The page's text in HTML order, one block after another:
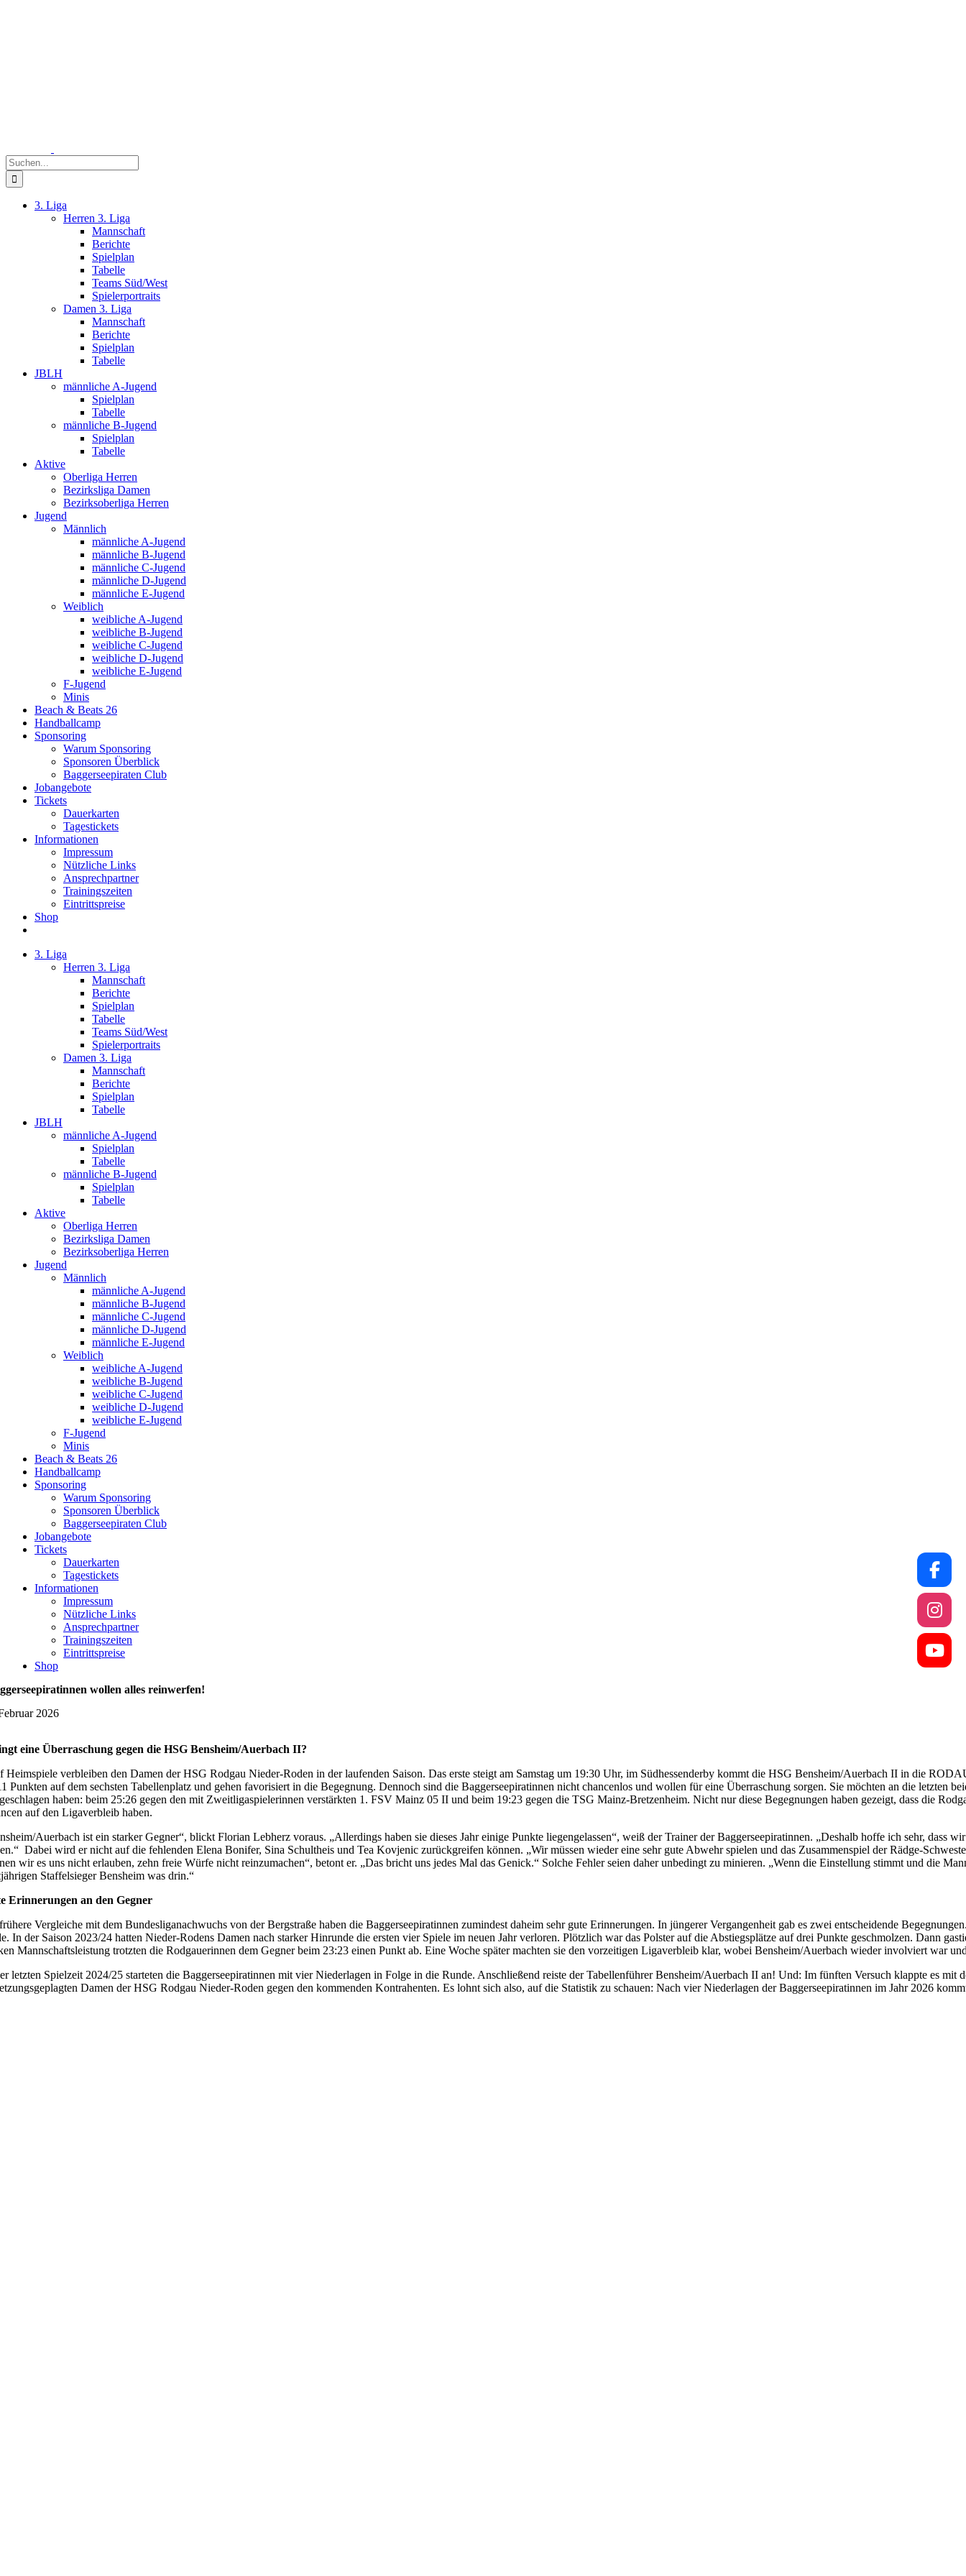
Suche
nach:
3. Liga
Herren 3. Liga
Mannschaft
Berichte
Spielplan
Tabelle
Teams Süd/West
Spielerportraits
Damen 3. Liga
Mannschaft
Berichte
Spielplan
Tabelle
JBLH
männliche A-Jugend
Spielplan
Tabelle
männliche B-Jugend
Spielplan
Tabelle
Aktive
Oberliga Herren
Bezirksliga Damen
Bezirksoberliga Herren
Jugend
Männlich
männliche A-Jugend
männliche B-Jugend
männliche C-Jugend
männliche D-Jugend
männliche E-Jugend
Weiblich
weibliche A-Jugend
weibliche B-Jugend
weibliche C-Jugend
weibliche D-Jugend
weibliche E-Jugend
F-Jugend
Minis
Beach & Beats 26
Handballcamp
Sponsoring
Warum Sponsoring
Sponsoren Überblick
Baggerseepiraten Club
Jobangebote
Tickets
Dauerkarten
Tagestickets
Informationen
Impressum
Nützliche Links
Ansprechpartner
Trainingszeiten
Eintrittspreise
Shop
3. Liga
Herren 3. Liga
Mannschaft
Berichte
Spielplan
Tabelle
Teams Süd/West
Spielerportraits
Damen 3. Liga
Mannschaft
Berichte
Spielplan
Tabelle
JBLH
männliche A-Jugend
Spielplan
Tabelle
männliche B-Jugend
Spielplan
Tabelle
Aktive
Oberliga Herren
Bezirksliga Damen
Bezirksoberliga Herren
Jugend
Männlich
männliche A-Jugend
männliche B-Jugend
männliche C-Jugend
männliche D-Jugend
männliche E-Jugend
Weiblich
weibliche A-Jugend
weibliche B-Jugend
weibliche C-Jugend
weibliche D-Jugend
weibliche E-Jugend
F-Jugend
Minis
Beach & Beats 26
Handballcamp
Sponsoring
Warum Sponsoring
Sponsoren Überblick
Baggerseepiraten Club
Jobangebote
Tickets
Dauerkarten
Tagestickets
Informationen
Impressum
Nützliche Links
Ansprechpartner
Trainingszeiten
Eintrittspreise
Shop
wollen alles reinwerfen!
2026
eine Überraschung gegen die HSG Bensheim/Auerbach II?
Heimspiele verbleiben den Damen der HSG Rodgau Nieder-Roden in der laufenden Saison. Das erste steigt am Samstag um 19:30 Uhr, im Südhessenderby kommt die HSG Bensheim/Auerbach II in die
Punkten auf dem sechsten Tabellenplatz und gehen favorisiert in die Begegnung. Dennoch sind die Baggerseepiratinnen nicht chancenlos und wollen für eine Überraschung sorgen. Sie möchten an die letzten
haben: beim 25:26 gegen den mit Zweitligaspielerinnen verstärkten 1. FSV Mainz 05 II und beim 19:23 gegen die TSG Mainz-Bretzenheim. Nicht nur diese Begegnungen haben gezeigt, dass die
auf den Ligaverbleib haben.
Auerbach ist ein starker Gegner“, blickt Florian Lebherz voraus. „Allerdings haben sie dieses Jahr einige Punkte liegengelassen“, weiß der Trainer der Baggerseepiratinnen. „Deshalb hoffe ich sehr, dass
Dabei wird er nicht auf die fehlenden Elena Bonifer, Sina Schultheis und Tea Kovjenic zurückgreifen können. „Wir müssen wieder eine sehr gute Abwehr spielen und das Zusammenspiel der Rädge-
wir es uns nicht erlauben, zehn freie Würfe nicht reinzumachen“, betont er. „Das bricht uns jedes Mal das Genick.“ Solche Fehler seien daher unbedingt zu minieren. „Wenn die Einstellung stimmt und die
Staffelsieger Bensheim was drin.“
Erinnerungen an den Gegner
Vergleiche mit dem Bundesliganachwuchs von der Bergstraße haben die Baggerseepiratinnen zumindest daheim sehr gute Erinnerungen. In jüngerer Vergangenheit gab es zwei entscheidende
In der Saison 2023/24 hatten Nieder-Rodens Damen nach starker Hinrunde die ersten vier Spiele im neuen Jahr verloren. Plötzlich war das Polster auf die Abstiegsplätze auf drei Punkte geschmolzen. Dann
Mannschaftsleistung trotzten die Rodgauerinnen dem Gegner beim 23:23 einen Punkt ab. Eine Woche später machten sie den vorzeitigen Ligaverbleib klar, wobei Bensheim/Auerbach wieder involviert war
letzten Spielzeit 2024/25 starteten die Baggerseepiratinnen mit vier Niederlagen in Folge in die Runde. Anschließend reiste der Tabellenführer Bensheim/Auerbach II an! Und: Im fünften Versuch klappte es mit
Damen der HSG Rodgau Nieder-Roden gegen den kommenden Kontrahenten. Es lohnt sich also, auf die Statistik zu schauen: Nach vier Niederlagen der Baggerseepiratinnen im Jahr 2026